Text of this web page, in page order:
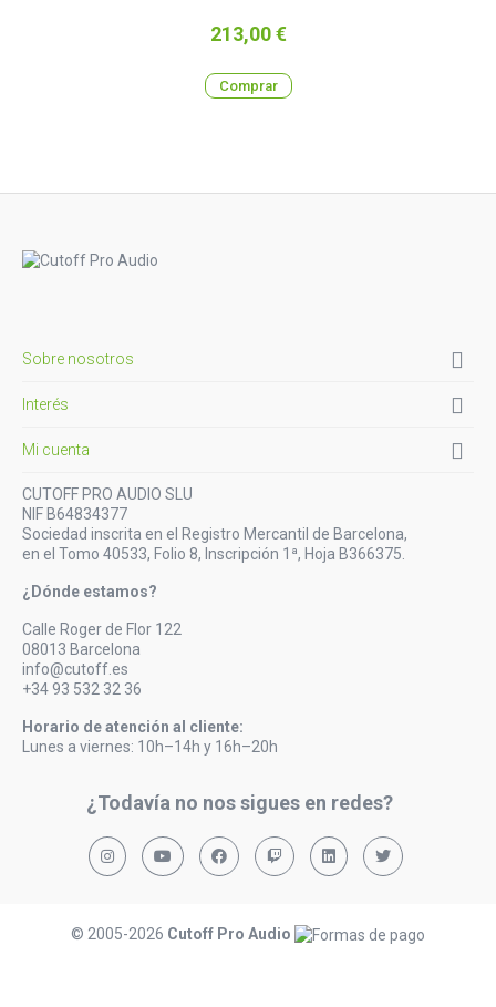
Precio
213,00 €
Comprar
Sobre nosotros 
Interés 
Mi cuenta 
CUTOFF PRO AUDIO SLU
NIF B64834377
Sociedad inscrita en el Registro Mercantil de Barcelona,
en el Tomo 40533, Folio 8, Inscripción 1ª, Hoja B366375.
¿Dónde estamos?
Calle Roger de Flor 122
08013 Barcelona
info@cutoff.es
+34 93 532 32 36
Horario de atención al cliente:
Lunes a viernes: 10h–14h y 16h–20h
¿Todavía no nos sigues en redes?
© 2005-2026 Cutoff Pro Audio